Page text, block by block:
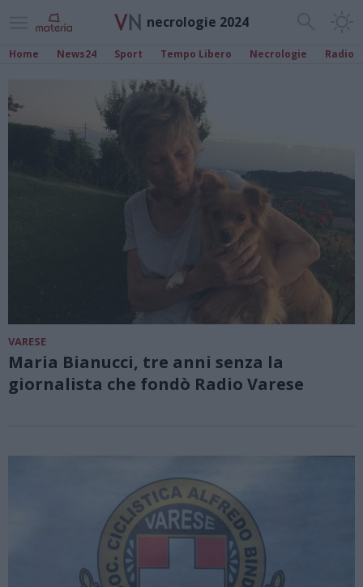
necrologie 2024
Home News24 Sport Tempo Libero Necrologie Radio
VARESE
Maria Bianucci, tre anni senza la
giornalista che fondò Radio Varese